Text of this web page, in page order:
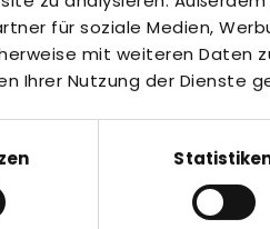
für soziale Medien,
mit weiteren Daten
Ihrer Nutzung der Dienste